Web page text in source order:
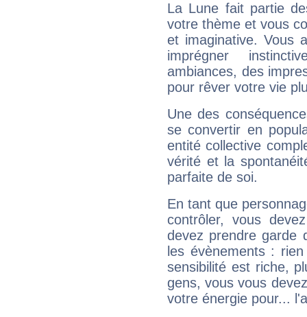
La Lune fait partie
votre thème et vous
et imaginative. Vous
imprégner
ambiances, des
pour rêver votre vie
Une des
se convertir en
entité collective
vérité et la
parfaite de soi.
En tant que
contrôler, vous
devez prendre garde
les évènements :
sensibilité est riche,
gens, vous vous
votre énergie pour...